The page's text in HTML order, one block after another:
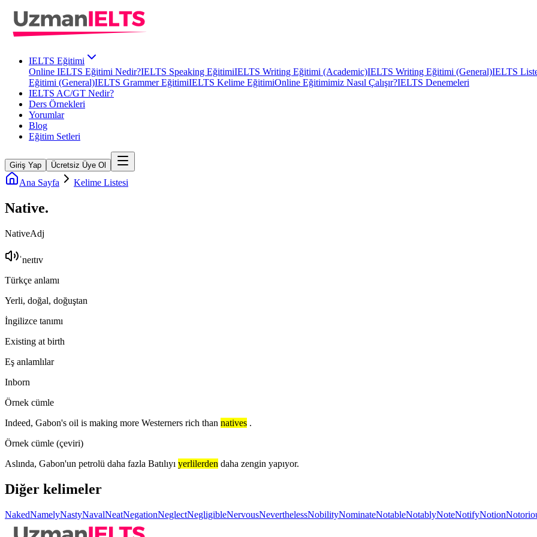
IELTS Eğitimi
Online IELTS Eğitimi Nedir?IELTS Speaking EğitimiIELTS Writing Eğitimi (Academic)IELTS Writing Eğitimi (General)IELTS
Eğitimi (General)IELTS Grammer EğitimiIELTS Kelime EğitimiOnline Eğitimimiz Nasıl Çalışır?IELTS Denemeleri
IELTS AC/GT Nedir?
Ders Örnekleri
Yorumlar
Blog
Eğitim Setleri
Giriş Yap Ücretsiz Üye Ol
Ana Sayfa Kelime Listesi
Native.
NativeAdj
ˈneɪtɪv
Türkçe anlamı
Yerli, doğal, doğuştan
İngilizce tanımı
Existing at birth
Eş anlamlılar
Inborn
Örnek cümle
Indeed, Gabon's oil is making more Westerners rich than natives .
Örnek cümle (çeviri)
Aslında, Gabon'un petrolü daha fazla Batılıyı yerlilerden daha zengin yapıyor.
Diğer kelimeler
NakedNamelyNastyNavalNeatNegationNeglectNegligibleNervousNeverthelessNobilityNominateNotableNotablyNoteNotifyNotion